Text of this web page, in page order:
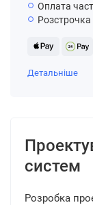
Оплата
Розстрочка
Детальніше
систем
Розробка